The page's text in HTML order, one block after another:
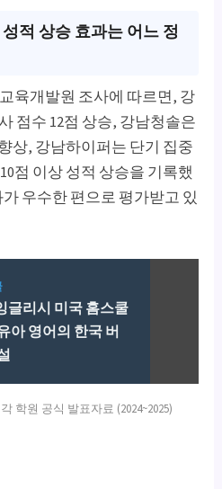
적 상승 효과는 어느 정
육개발원 조사에 따르면, 강
점수 12점 상승, 강남청솔은
상, 강남하이퍼는 단기 집중
점 이상 성적 상승을 기록했
우수한 편으로 평가받고 있
글리시 미국 홈스쿨
아 영어의 한국 버
학원 공식 발표자료 (2024~2025)